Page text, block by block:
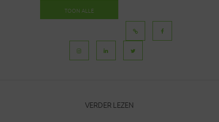
TOON ALLE
VERDER LEZEN